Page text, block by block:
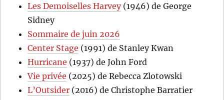
Les Demoiselles Harvey(1946) de George
Sidney
Sommaire de juin 2026
Center Stage (1991) de Stanley Kwan
Hurricane (1937) de John Ford
Vie privée (2025) de Rebecca Zlotowski
L’Outsider (2016) de Christophe Barratier